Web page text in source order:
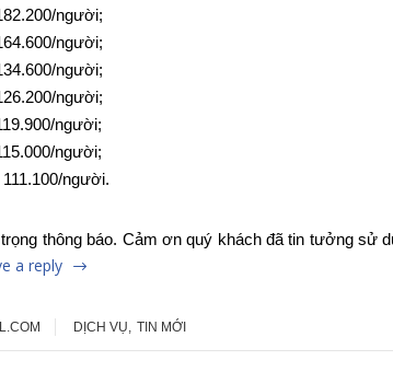
người;
người;
người;
người;
người;
người;
người.
thông báo. Cảm ơn quý khách đã tin tưởng sử
a reply
DỊCH VỤ, TIN MỚI